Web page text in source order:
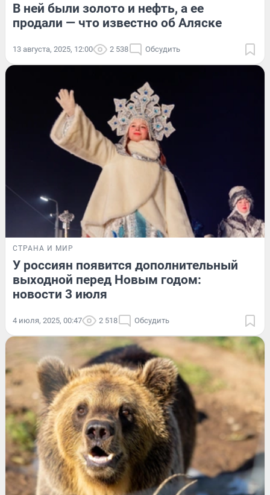
В ней были золото и нефть, а ее
продали — что известно об Аляске
13 августа, 2025, 12:00 2 538 Обсудить
СТРАНА И МИР
У россиян появится дополнительный
выходной перед Новым годом:
новости 3 июля
4 июля, 2025, 00:47 2 518 Обсудить